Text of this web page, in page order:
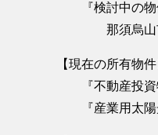
『検討中の物
那須烏山市
【現在の所有物件
『不動産投資
『産業用太陽